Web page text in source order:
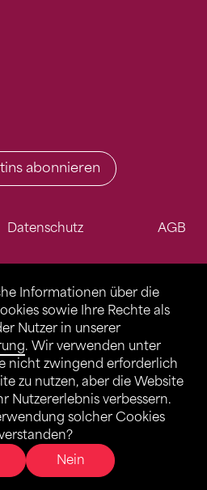
Informationen über die
sowie Ihre Rechte als
Nutzer in unserer
. Wir verwenden unter
nicht zwingend erforderlich
zu nutzen, aber die Website
Nutzererlebnis verbessern.
solcher Cookies
Nein
abonnieren
Datenschutz AGB